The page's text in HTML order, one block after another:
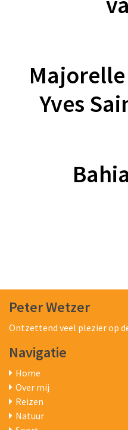
Yves
Peter Wetzer
Ontzettend veel plezier op
Navigatie
Home
Over mij
Reizen
Natuur